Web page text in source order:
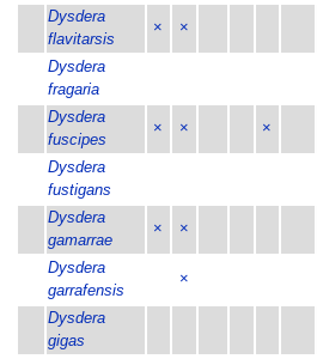
Dysdera
flavitarsis
× ×
Dysdera
fragaria
Dysdera
fuscipes
× × ×
Dysdera
fustigans
Dysdera
gamarrae
× ×
Dysdera
garrafensis
×
Dysdera
gigas